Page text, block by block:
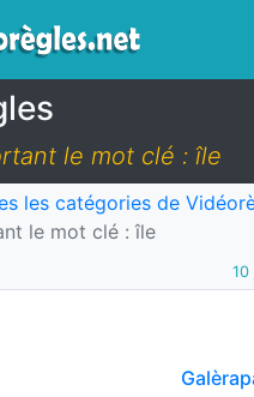
le mot clé : île
les catégories de
le mot clé : île
10